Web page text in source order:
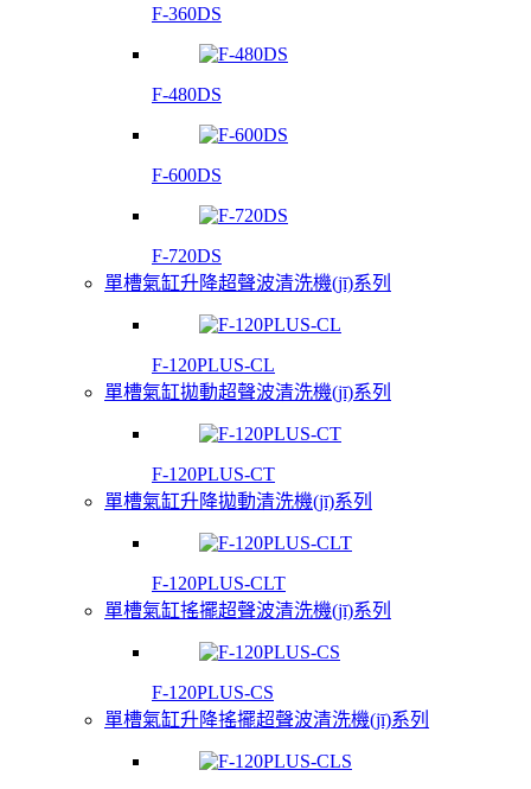
F-360DS
F-480DS
F-600DS
F-720DS
單槽氣缸升降超聲波清洗機(jī)系列
F-120PLUS-CL
單槽氣缸拋動超聲波清洗機(jī)系列
F-120PLUS-CT
單槽氣缸升降拋動清洗機(jī)系列
F-120PLUS-CLT
單槽氣缸搖擺超聲波清洗機(jī)系列
F-120PLUS-CS
單槽氣缸升降搖擺超聲波清洗機(jī)系列